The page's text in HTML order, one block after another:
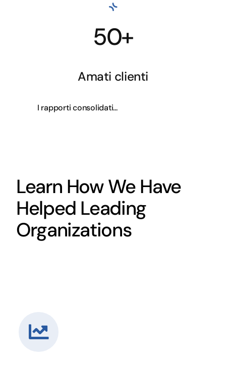
50+
Amati clienti
I rapporti consolidati...
Learn How We Have
Helped Leading
Organizations